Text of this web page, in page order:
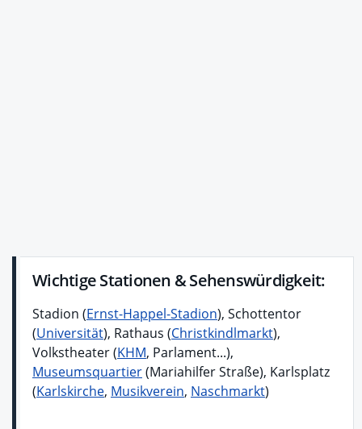
Wichtige Stationen & Sehenswürdigkeit:
Stadion (Ernst-Happel-Stadion), Schottentor
(Universität), Rathaus (Christkindlmarkt),
Volkstheater (KHM, Parlament...),
Museumsquartier(Mariahilfer Straße), Karlsplatz
(Karlskirche, Musikverein, Naschmarkt)